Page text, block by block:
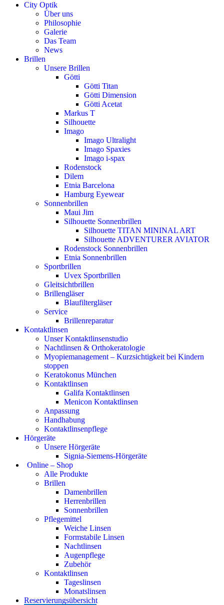
City Optik
Über uns
Philosophie
Galerie
Das Team
News
Brillen
Unsere Brillen
Götti
Götti Titan
Götti Dimension
Götti Acetat
Markus T
Silhouette
Imago
Imago Ultralight
Imago Spaxies
Imago i-spax
Rodenstock
Dilem
Etnia Barcelona
Hamburg Eyewear
Sonnenbrillen
Maui Jim
Silhouette Sonnenbrillen
Silhouette TITAN MININAL ART
Silhouette ADVENTURER AVIATOR
Rodenstock Sonnenbrillen
Etnia Sonnenbrillen
Sportbrillen
Uvex Sportbrillen
Gleitsichtbrillen
Brillengläser
Blaufiltergläser
Service
Brillenreparatur
Kontaktlinsen
Unser Kontaktlinsenstudio
Nachtlinsen & Orthokeratologie
Myopiemanagement – Kurzsichtigkeit bei Kindern
stoppen
Keratokonus München
Kontaktlinsen
Galifa Kontaktlinsen
Menicon Kontaktlinsen
Anpassung
Handhabung
Kontaktlinsenpflege
Hörgeräte
Unsere Hörgeräte
Signia-Siemens-Hörgeräte
Online – Shop
Alle Produkte
Brillen
Damenbrillen
Herrenbrillen
Sonnenbrillen
Pflegemittel
Weiche Linsen
Formstabile Linsen
Nachtlinsen
Augenpflege
Zubehör
Kontaktlinsen
Tageslinsen
Monatslinsen
Reservierungsübersicht